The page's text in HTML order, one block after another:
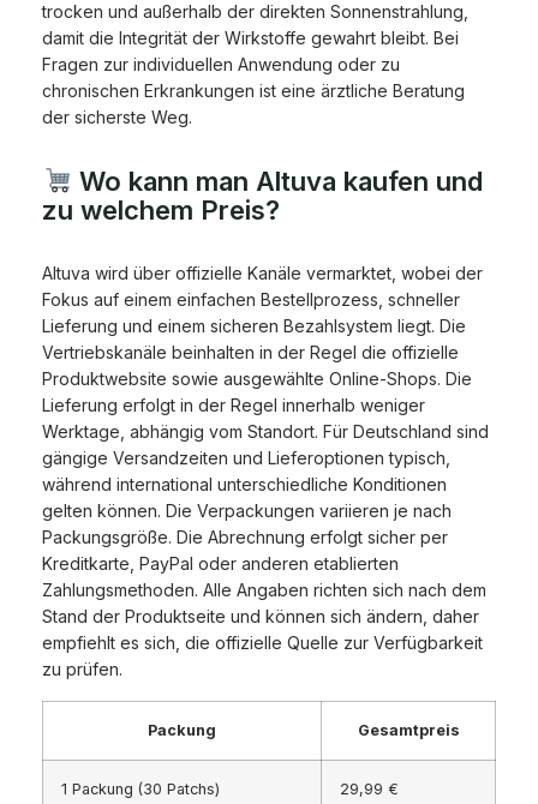
trocken und außerhalb der direkten Sonnenstrahlung,
damit die Integrität der Wirkstoffe gewahrt bleibt. Bei
Fragen zur individuellen Anwendung oder zu
chronischen Erkrankungen ist eine ärztliche Beratung
der sicherste Weg.
Wo kann man Altuva kaufen und
zu welchem Preis?
Altuva wird über offizielle Kanäle vermarktet, wobei der
Fokus auf einem einfachen Bestellprozess, schneller
Lieferung und einem sicheren Bezahlsystem liegt. Die
Vertriebskanäle beinhalten in der Regel die offizielle
Produktwebsite sowie ausgewählte Online-Shops. Die
Lieferung erfolgt in der Regel innerhalb weniger
Werktage, abhängig vom Standort. Für Deutschland sind
gängige Versandzeiten und Lieferoptionen typisch,
während international unterschiedliche Konditionen
gelten können. Die Verpackungen variieren je nach
Packungsgröße. Die Abrechnung erfolgt sicher per
Kreditkarte, PayPal oder anderen etablierten
Zahlungsmethoden. Alle Angaben richten sich nach dem
Stand der Produktseite und können sich ändern, daher
empfiehlt es sich, die offizielle Quelle zur Verfügbarkeit
zu prüfen.
Packung Gesamtpreis
1 Packung (30 Patchs) 29,99 €